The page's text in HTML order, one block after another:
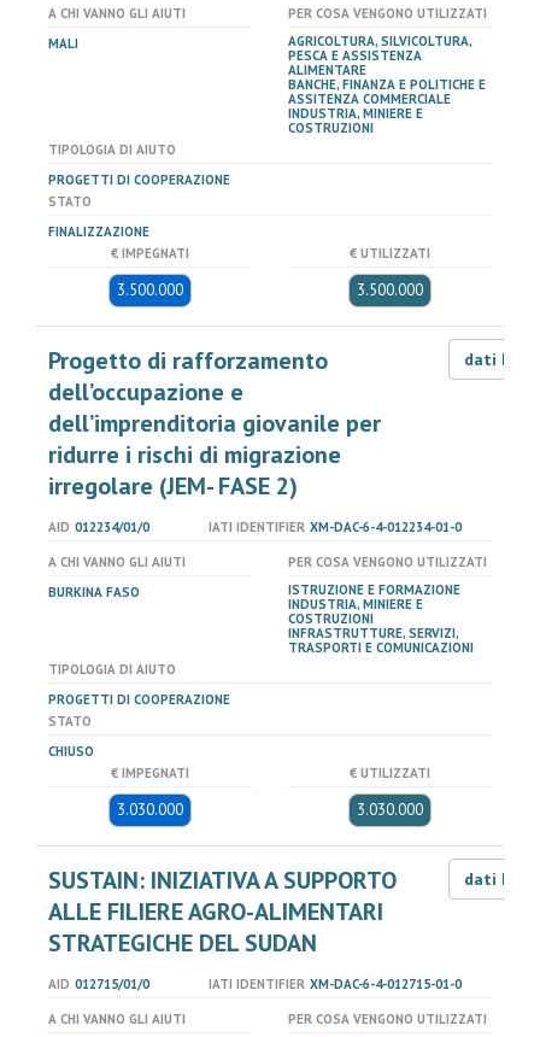
A CHI VANNO GLI AIUTI
MALI
PER COSA VENGONO UTILIZZATI
AGRICOLTURA, SILVICOLTURA,
PESCA E ASSISTENZA
ALIMENTARE
BANCHE, FINANZA E POLITICHE E
ASSITENZA COMMERCIALE
INDUSTRIA, MINIERE E
COSTRUZIONI
TIPOLOGIA DI AIUTO
PROGETTI DI COOPERAZIONE
STATO
FINALIZZAZIONE
€ IMPEGNATI
3.500.000
€ UTILIZZATI
3.500.000
Progetto di rafforzamento
dell’occupazione e
dell’imprenditoria giovanile per
ridurre i rischi di migrazione
irregolare (JEM- FASE 2)
dati LOD
AID 012234/01/0 IATI IDENTIFIER XM-DAC-6-4-012234-01-0
A CHI VANNO GLI AIUTI
BURKINA FASO
PER COSA VENGONO UTILIZZATI
ISTRUZIONE E FORMAZIONE
INDUSTRIA, MINIERE E
COSTRUZIONI
INFRASTRUTTURE, SERVIZI,
TRASPORTI E COMUNICAZIONI
TIPOLOGIA DI AIUTO
PROGETTI DI COOPERAZIONE
STATO
CHIUSO
€ IMPEGNATI
3.030.000
€ UTILIZZATI
3.030.000
SUSTAIN: INIZIATIVA A SUPPORTO
ALLE FILIERE AGRO-ALIMENTARI
STRATEGICHE DEL SUDAN
dati LOD
AID 012715/01/0 IATI IDENTIFIER XM-DAC-6-4-012715-01-0
A CHI VANNO GLI AIUTI
PER COSA VENGONO UTILIZZATI